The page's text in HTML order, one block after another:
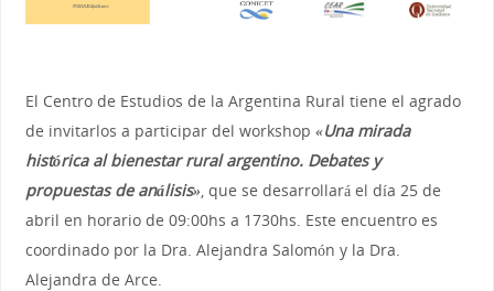
El Centro de Estudios de la Argentina Rural tiene el agrado
de invitarlos a participar del workshop «Una mirada
histórica al bienestar rural argentino. Debates y
propuestas de análisis» , que se desarrollará el día 25 de
abril en horario de 09:00hs a 1730hs. Este encuentro es
coordinado por la Dra. Alejandra Salomón y la Dra.
Alejandra de Arce.